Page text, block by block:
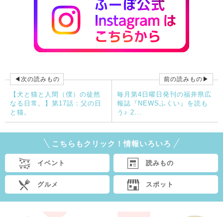
◀次の読みもの
【犬と猫と人間（僕）の徒然
なる日常。】第17話：父の日
と猫。
前の読みもの▶
毎月第4日曜日発刊の福井県広
報誌『NEWSふくい』を読も
う♪ 2...
こちらもクリック！情報いろいろ
イベント 読みもの
グルメ スポット